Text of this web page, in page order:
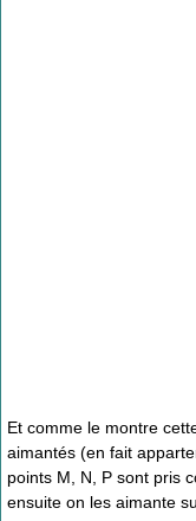
Et comme le montre
aimantés (en fait
points M, N, P sont pris
ensuite on les aimante